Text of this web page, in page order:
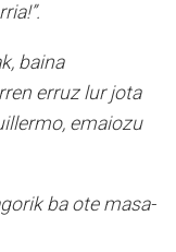
baina
erruz lur jota
emaiozu
ba ote masa-